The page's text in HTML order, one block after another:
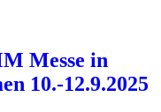
Messe in
10.-12.9.2025